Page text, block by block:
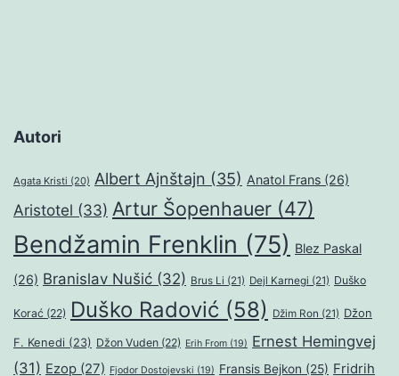
Autori
Agata Kristi (20) Albert Ajnštajn (35) Anatol Frans (26)
Aristotel (33) Artur Šopenhauer (47)
Bendžamin Frenklin (75) Blez Paskal
(26) Branislav Nušić (32) Brus Li (21) Dejl Karnegi (21) Duško
Korać (22) Duško Radović (58) Džim Ron (21) Džon
F. Kenedi (23) Džon Vuden (22) Erih From (19) Ernest Hemingvej
(31) Ezop (27) Fjodor Dostojevski (19) Fransis Bejkon (25) Fridrih